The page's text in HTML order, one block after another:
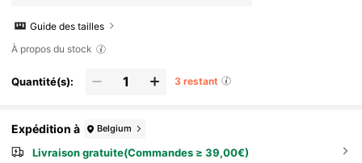
Guide des tailles
À propos du stock
Quantité(s): 3 restant
Expédition à Belgium
Livraison gratuite(Commandes ≥ 39,00€)